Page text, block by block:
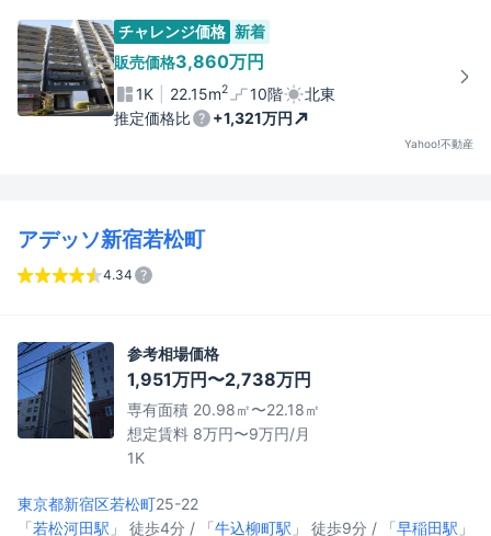
チャレンジ価格 新着
販売価格3,860万円
1K 22.15m2 10階
北東
推定価格比
+1,321万円
Yahoo!不動産
アデッソ新宿若松町
4.34
参考相場価格
1,951万円〜2,738万円
専有面積 20.98㎡〜22.18㎡
想定賃料 8万円〜9万円/月
1K
東京都新宿区若松町25-22
「若松河田駅 」 徒歩4分 / 「牛込柳町駅 」 徒歩9分 / 「早稲田駅 」